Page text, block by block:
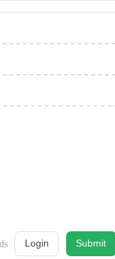
Login Submit